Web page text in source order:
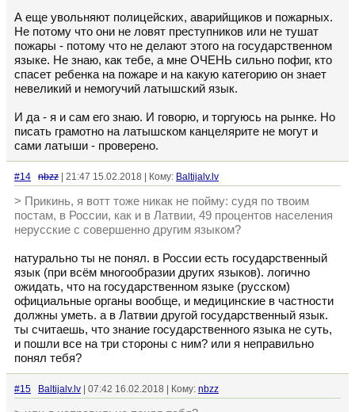
А еще увольняют полицейских, аварийщиков и пожарных.
Не потому что они не ловят преступников или не тушат
пожары - потому что не делают этого на государственном
языке. Не знаю, как тебе, а мне ОЧЕНЬ сильно пофиг, кто
спасет ребенка на пожаре и на какую категорию он знает
невеликий и немогучий латышский язык.
И да - я и сам его знаю. И говорю, и торгуюсь на рынке. Но
писать грамотно на латышском канцелярите не могут и
сами латыши - проверено.
#14 nbzz | 21:47 15.02.2018 | Кому: Baltijalv.lv
> Прикинь, я вотт тоже никак не пойму: судя по твоим
постам, в России, как и в Латвии, 49 процентов населения
нерусские с совершенно другим языком?
натурально ты не понял. в России есть государственный
язык (при всём многообразии других языков). логично
ожидать, что на государственном языке (русском)
официальные органы вообще, и медицинские в частности
должны уметь. а в Латвии другой государственный язык.
ты считаешь, что знание государственного языка не суть,
и пошли все на три стороны с ним? или я неправильно
понял тебя?
#15 Baltijalv.lv | 07:42 16.02.2018 | Кому: nbzz